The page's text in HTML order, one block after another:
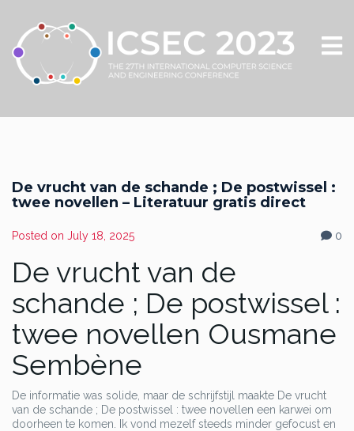
De vrucht van de schande ; De postwissel :
twee novellen – Literatuur gratis direct
Posted on July 18, 2025 0
De vrucht van de
schande ; De postwissel :
twee novellen Ousmane
Sembène
De informatie was solide, maar de schrijfstijl maakte De vrucht
van de schande ; De postwissel : twee novellen een karwei om
doorheen te komen. Ik vond mezelf steeds minder gefocust en